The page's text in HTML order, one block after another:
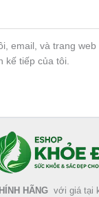
email, và trang
kế tiếp của tôi.
HÃNG với giá tại